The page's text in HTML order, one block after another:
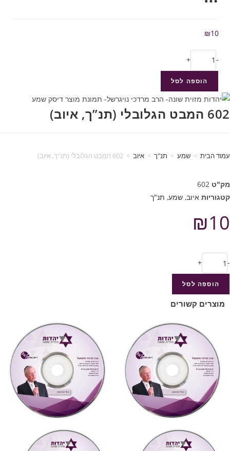
₪10
-
+
הוספה לסל
602 המבט הגלובלי (תנ”ך, איוב)
עמוד הבית > שמע > תנ"ך > איוב > 602 המבט הגלובלי (תנ”ך, איוב)
מק"ט 602
קטגוריות איוב, שמע, תנ"ך
₪10
-
+
הוספה לסל
מוצרים קשורים